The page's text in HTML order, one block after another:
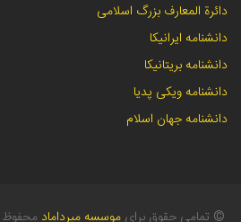
دائرة المعارف بزرگ اسلامی
دانشنامه ایرانیکا
دانشنامه بریتانیکا
دانشنامه ویکی پدیا
دانشنامه جهان اسلام